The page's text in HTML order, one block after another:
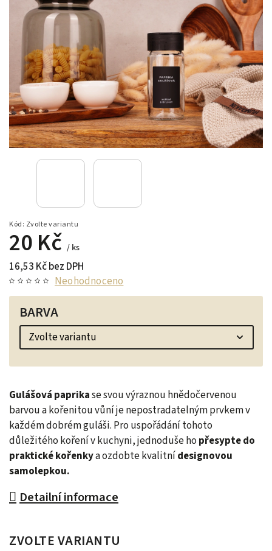
Kód: Zvolte variantu
20 Kč / ks
16,53 Kč bez DPH
Neohodnoceno
Gulášová paprikase svou výraznou hnědočervenou
barvou a kořenitou vůní je nepostradatelným prvkem v
každém dobrém guláši. Pro uspořádání tohoto
důležitého koření v kuchyni, jednoduše ho přesypte do
praktické kořenkya ozdobte kvalitnídesignovou
samolepkou.
Detailní informace
BARVA
ZVOLTE VARIANTU